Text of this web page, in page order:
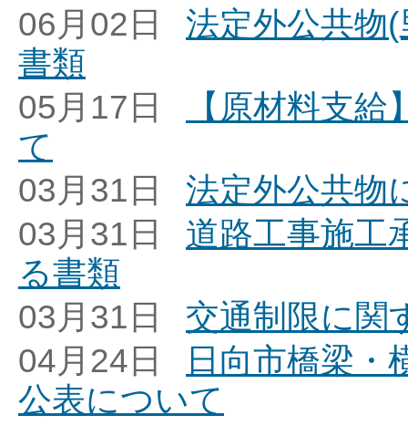
06月02日
法定外公共物
書類
05月17日
【原材料支
て
03月31日
法定外公共物
03月31日
道路工事施工
る書類
03月31日
交通制限に関
04月24日
日向市橋梁・
公表について